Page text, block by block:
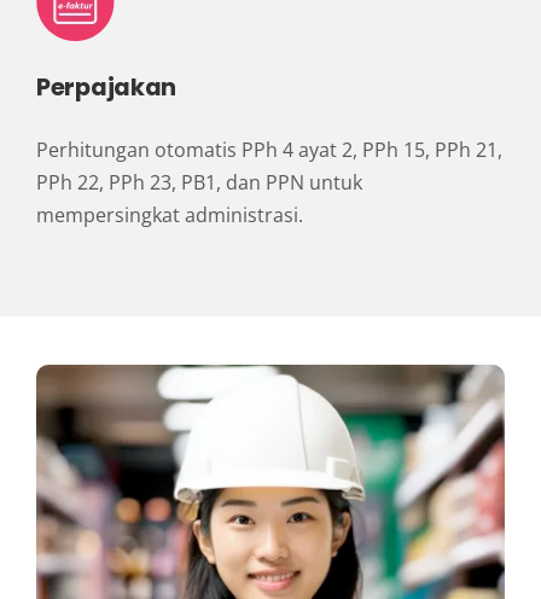
Perpajakan
Perhitungan otomatis PPh 4 ayat 2, PPh 15, PPh 21,
PPh 22, PPh 23, PB1, dan PPN untuk
mempersingkat administrasi.